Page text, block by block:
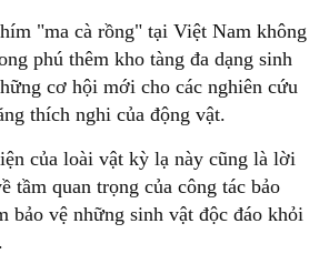
"ma cà rồng" tại Việt Nam không
phú thêm kho tàng đa dạng sinh
cơ hội mới cho các nghiên cứu
thích nghi của động vật.
của loài vật kỳ lạ này cũng là lời
tầm quan trọng của công tác bảo
bảo vệ những sinh vật độc đáo khỏi